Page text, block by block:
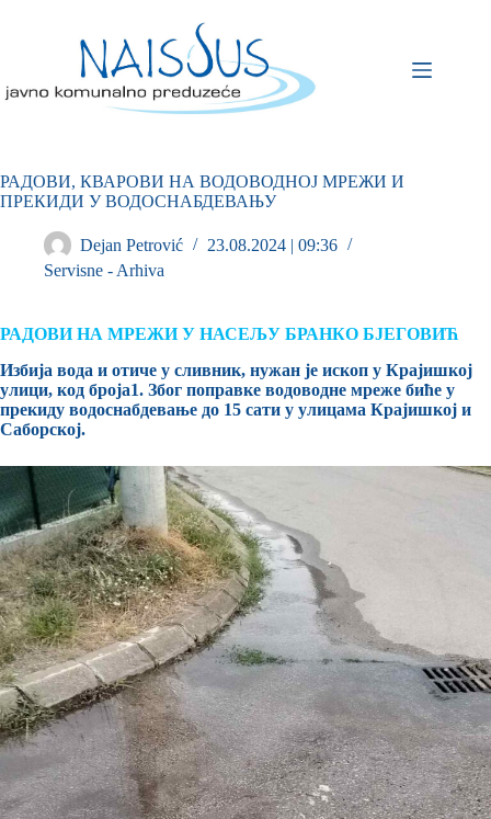
РАДОВИ, КВАРОВИ НА ВОДОВОДНОЈ МРЕЖИ И
ПРЕКИДИ У ВОДОСНАБДЕВАЊУ
Dejan Petrović
23.08.2024 | 09:36
Servisne - Arhiva
РАДОВИ НА МРЕЖИ У НАСЕЉУ БРАНКО БЈЕГОВИЋ
Избија вода и отиче у сливник, нужан је ископ у Крајишкој
улици, код броја1. Због поправке водоводне мреже биће у
прекиду водоснабдевање до 15 сати у улицама Крајишкој и
Саборској.